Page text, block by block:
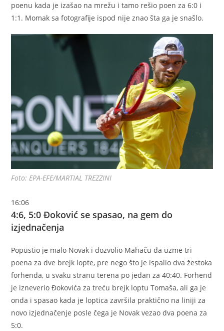
poenu kada je izašao na mrežu i tamo rešio poen za 6:0 i
1:1. Momak sa fotografije ispod nije znao šta ga je snašlo.
Foto: EPA-EFE/MARTIAL TREZZINI
16:06
4:6, 5:0 Đoković se spasao, na gem do
izjednačenja
Popustio je malo Novak i dozvolio Mahaču da uzme tri
poena za dve brejk lopte, pre nego što je ispalio dva žestoka
forhenda, u svaku stranu terena po jedan za 40:40. Forhend
je izneverio Đokovića za treću brejk loptu Tomaša, ali ga je
onda i spasao kada je loptica završila praktično na liniji za
novo izjednačenje posle čega je Novak vezao dva poena za
5:0.